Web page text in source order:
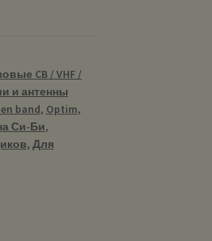
CB / VHF /
и антенны
band, Optim,
Си-Би,
, Для